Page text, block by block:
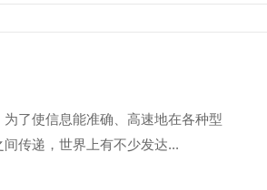
了使信息能准确、高速地在各种型
传递，世界上有不少发达...